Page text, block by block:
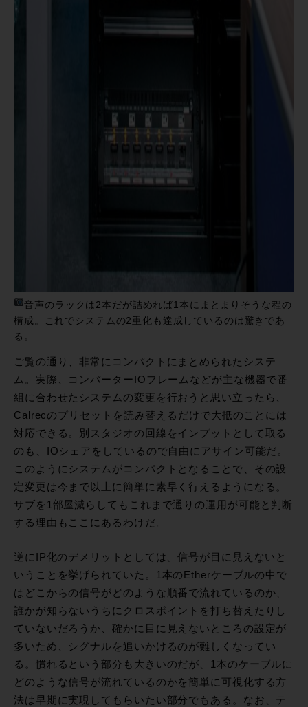
音声のラックは2本だが詰めれば1本にまとまりそうな程の
構成。これでシステムの2重化も達成しているのは驚きであ
る。
ご覧の通り、非常にコンパクトにまとめられたシステ
ム。実際、コンバーターIOフレームなどが主な機器で番
組に合わせたシステムの変更を行おうと思い立ったら、
Calrecのプリセットを読み替えるだけで大抵のことには
対応できる。別スタジオの回線をインプットとして取る
のも、IOシェアをしているので自由にアサイン可能だ。
このようにシステムがコンパクトとなることで、その設
定変更は今まで以上に簡単に素早く行えるようになる。
サブを1部屋減らしてもこれまで通りの運用が可能と判断
する理由もここにあるわけだ。
逆にIP化のデメリットとしては、信号が目に見えないと
いうことを挙げられていた。1本のEtherケーブルの中で
はどこからの信号がどのような順番で流れているのか、
誰かが知らないうちにクロスポイントを打ち替えたりし
ていないだろうか、確かに目に見えないところの設定が
多いため、シグナルを追いかけるのが難しくなってい
る。慣れるという部分も大きいのだが、1本のケーブルに
どのような信号が流れているのかを簡単に可視化する方
法は早期に実現してもらいたい部分でもある。なお、テ